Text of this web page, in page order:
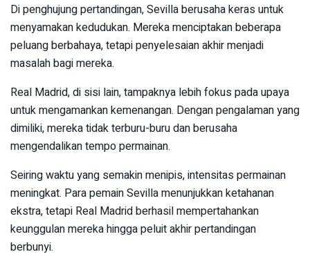
Di penghujung pertandingan, Sevilla berusaha keras untuk
menyamakan kedudukan. Mereka menciptakan beberapa
peluang berbahaya, tetapi penyelesaian akhir menjadi
masalah bagi mereka.
Real Madrid, di sisi lain, tampaknya lebih fokus pada upaya
untuk mengamankan kemenangan. Dengan pengalaman yang
dimiliki, mereka tidak terburu-buru dan berusaha
mengendalikan tempo permainan.
Seiring waktu yang semakin menipis, intensitas permainan
meningkat. Para pemain Sevilla menunjukkan ketahanan
ekstra, tetapi Real Madrid berhasil mempertahankan
keunggulan mereka hingga peluit akhir pertandingan
berbunyi.